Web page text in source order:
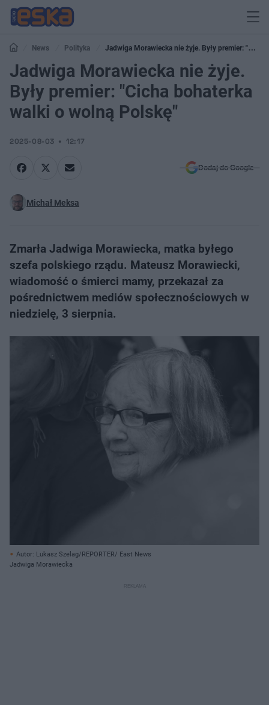
News Polityka
Jadwiga Morawiecka nie żyje. Były premier: "Cicha
bohaterka walki o wolną Polskę"
Jadwiga Morawiecka nie żyje.
Były premier: "Cicha bohaterka
walki o wolną Polskę"
2025-08-03 12:17
Dodaj do Google
Michał Meksa
Zmarła Jadwiga Morawiecka, matka byłego
szefa polskiego rządu. Mateusz Morawiecki,
wiadomość o śmierci mamy, przekazał za
pośrednictwem mediów społecznościowych w
niedzielę, 3 sierpnia.
Autor: Lukasz Szelag/REPORTER/ East News
Jadwiga Morawiecka